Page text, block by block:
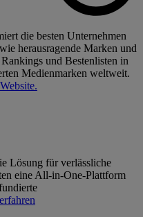
die besten Unternehmen
herausragende Marken und
und Bestenlisten in
Medienmarken weltweit.
Lösung für verlässliche
eine All-in-One-Plattform